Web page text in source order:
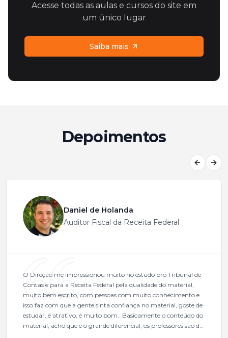
Acesse todas as aulas e cursos do site em
um único lugar
Saiba mais
Depoimentos
Daniel de Holanda
Auditor Fiscal da Receita Federal
O Direção me impressionou muito no estudo pro Tribunal de
Contas e para a Receita Federal pela qualidade do material,
muito bem escrito, com pessoas com muito conhecimento e
isso faz com que a gente sinta confiança no material, goste de
estudar, é atrativo, é muito bom...Basicamente o conteúdo do
material, acho que é o grande diferencial, os professores são de